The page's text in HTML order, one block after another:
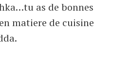
as de bonnes
matiere de cuisine